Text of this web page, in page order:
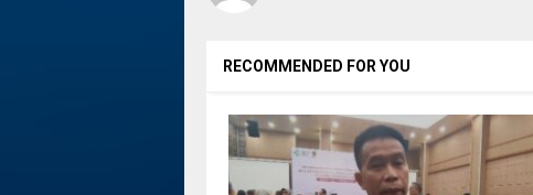
RECOMMENDED FOR YOU